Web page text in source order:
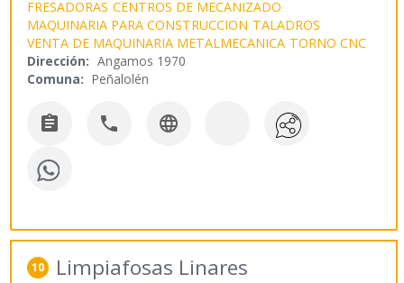
FRESADORAS CENTROS DE MECANIZADO
MAQUINARIA PARA CONSTRUCCION TALADROS
VENTA DE MAQUINARIA METALMECANICA TORNO CNC
Dirección: Angamos 1970
Comuna: Peñalolén
  
10 Limpiafosas Linares